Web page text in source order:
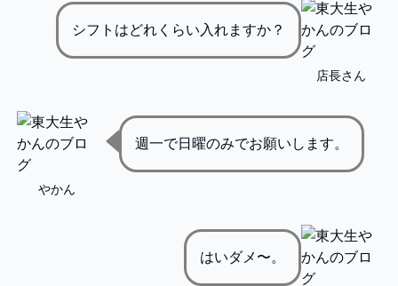
店長さん
シフトはどれくらい入れますか？
やかん
週一で日曜のみでお願いします。
はいダメ〜。